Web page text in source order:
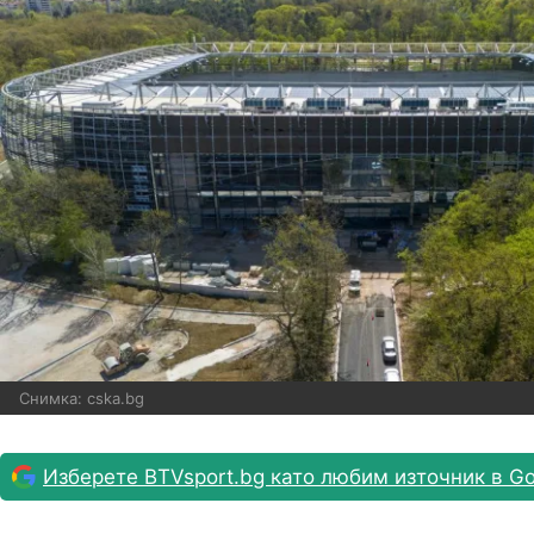
Снимка: cska.bg
Изберете BTVsport.bg като любим източник в